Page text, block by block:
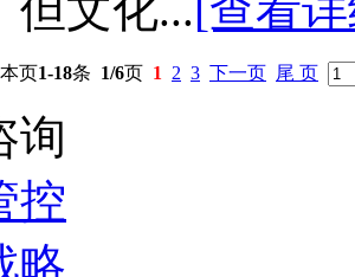
但文化...[查看
页1-18条 1/6页 1 2 3 下一页 尾 页
询
控
略